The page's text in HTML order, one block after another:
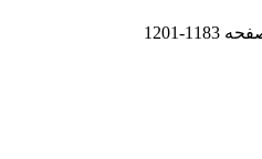
1183-1201